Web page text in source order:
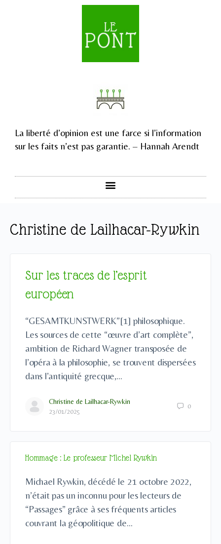
La liberté d’opinion est une farce si l’information
sur les faits n’est pas garantie. – Hannah Arendt
Christine de Lailhacar-Rywkin
Sur les traces de l’esprit
européen
“GESAMTKUNSTWERK”[1] philosophique.
Les sources de cette “œuvre d’art complète”,
ambition de Richard Wagner transposée de
l’opéra à la philosophie, se trouvent dispersées
dans l’antiquité grecque,…
Christine de Lailhacar-Rywkin
23/01/2025
0
Hommage : Le professeur Michel Rywkin
Michael Rywkin, décédé le 21 octobre 2022,
n’était pas un inconnu pour les lecteurs de
“Passages” grâce à ses fréquents articles
couvrant la géopolitique de…